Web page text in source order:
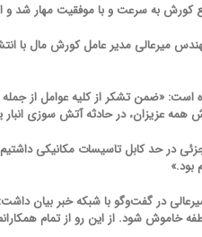
به سرعت و با موفقیت مهار شد و از
میرعالی مدیر عامل کورش مال با
همه عزیزان، در حادثه آتش سوزی
در حد کابل تاسیسات مکانیکی
بود.»
در گفت‌وگو با شبکه خبر بیان
خاموش شود. از این رو از تمام